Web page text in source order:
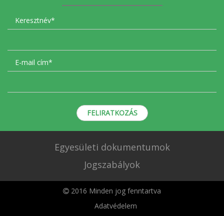
FELIRATKOZÁS
Egyesületi dokumentumok
Jogszabályok
2016 Minden jog fenntartva
Adatvédelem